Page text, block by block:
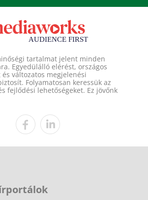
tartalmat jelent minden
Egyedülálló elérést, országos
változatos megjelenési
Folyamatosan keressük az
fejlődési lehetőségeket. Ez jövőnk